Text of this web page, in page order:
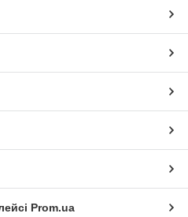
Prom.ua